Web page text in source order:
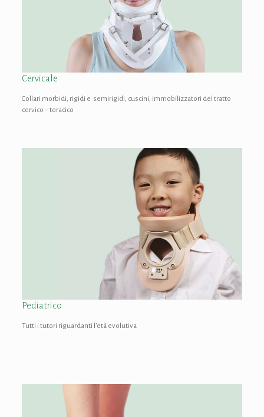
Cervicale
Collari morbidi, rigidi e semirigidi, cuscini, immobilizzatori del tratto
cervico – toracico
Pediatrico
Tutti i tutori riguardanti l’età evolutiva